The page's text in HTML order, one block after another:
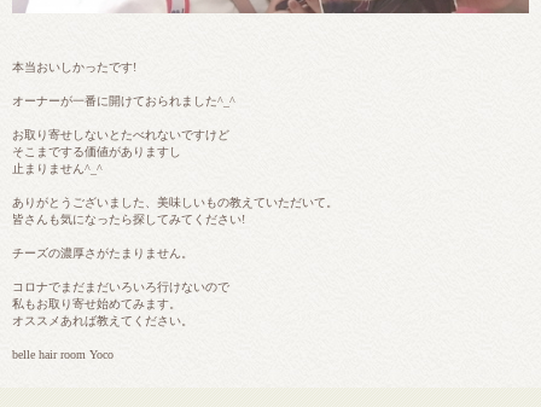
本当おいしかったです!
オーナーが一番に開けておられました^_^
お取り寄せしないとたべれないですけど
そこまでする価値がありますし
止まりません^_^
ありがとうございました、美味しいもの教えていただいて。
皆さんも気になったら探してみてください!
チーズの濃厚さがたまりません。
コロナでまだまだいろいろ行けないので
私もお取り寄せ始めてみます。
オススメあれば教えてください。
belle hair room Yoco